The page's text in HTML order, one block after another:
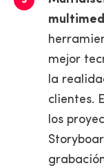
mejor
la
clientes.
los